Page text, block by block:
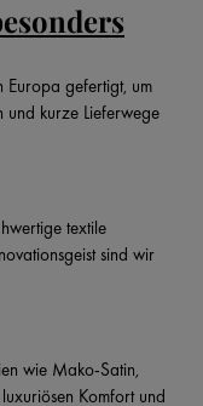
Europa gefertigt, um
und kurze Lieferwege
textile
sind wir
wie Mako-Satin,
Komfort und